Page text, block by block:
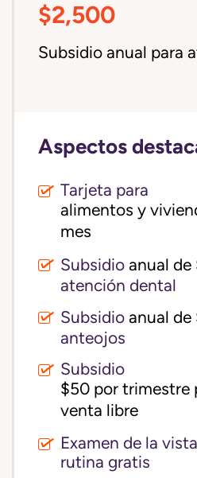
$2,500
Subsidio anual para
Aspectos
Tarjeta para
alimentos y
mes
Subsidio anual
atención dental
Subsidio anual de
anteojos
Subsidio
$50 por trimestre
venta libre
Examen de la
rutina gratis